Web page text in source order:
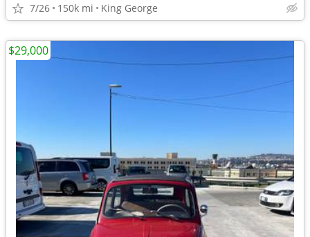
7/26 150k mi King George
$29,000